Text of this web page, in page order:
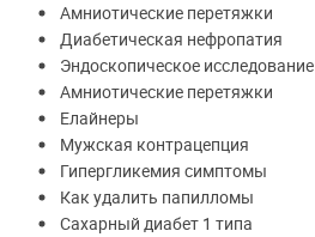
Амниотические перетяжки
Диабетическая нефропатия
Эндоскопическое исследование
Амниотические перетяжки
Елайнеры
Мужская контрацепция
Гипергликемия симптомы
Как удалить папилломы
Сахарный диабет 1 типа